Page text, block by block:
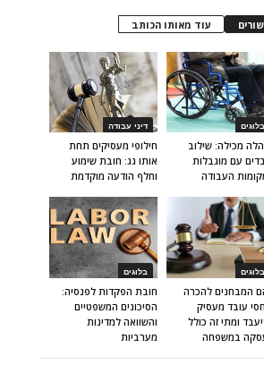
עוד מאותו הכותב
דיני עבודה
חילופי מעסיקים תחת
אותו גג: חובת שימוע
וחלף הודעה מוקדמת
בלוגים
מכילה: שילוב
עם מוגבלות
העבודה
בלוגים
חובת הפקדות לפנסיה:
הסיכונים המשפטיים
והשוואה למדינות
מערביות
בלוגים
המבחנים להכרה
עובד מעסיק
ומתי זה כולל
במשפחה